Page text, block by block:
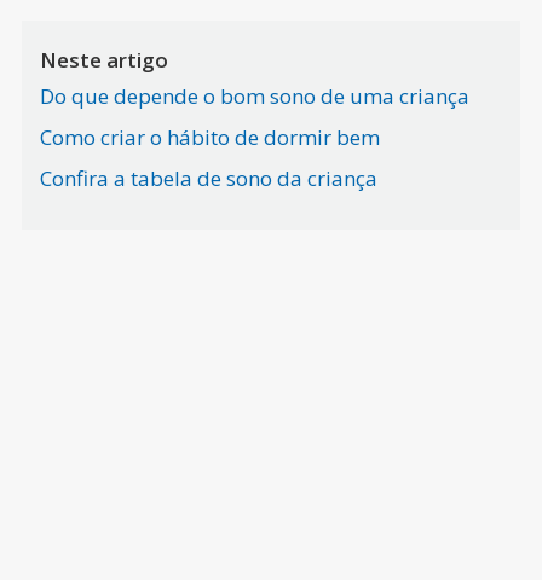
Neste artigo
Do que depende o bom sono de uma criança
Como criar o hábito de dormir bem
Confira a tabela de sono da criança